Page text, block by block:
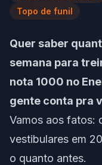
Topo de funil
Quer saber
semana para
nota 1000 no
gente conta pra
Vamos aos fatos:
vestibulares em
o quanto antes.